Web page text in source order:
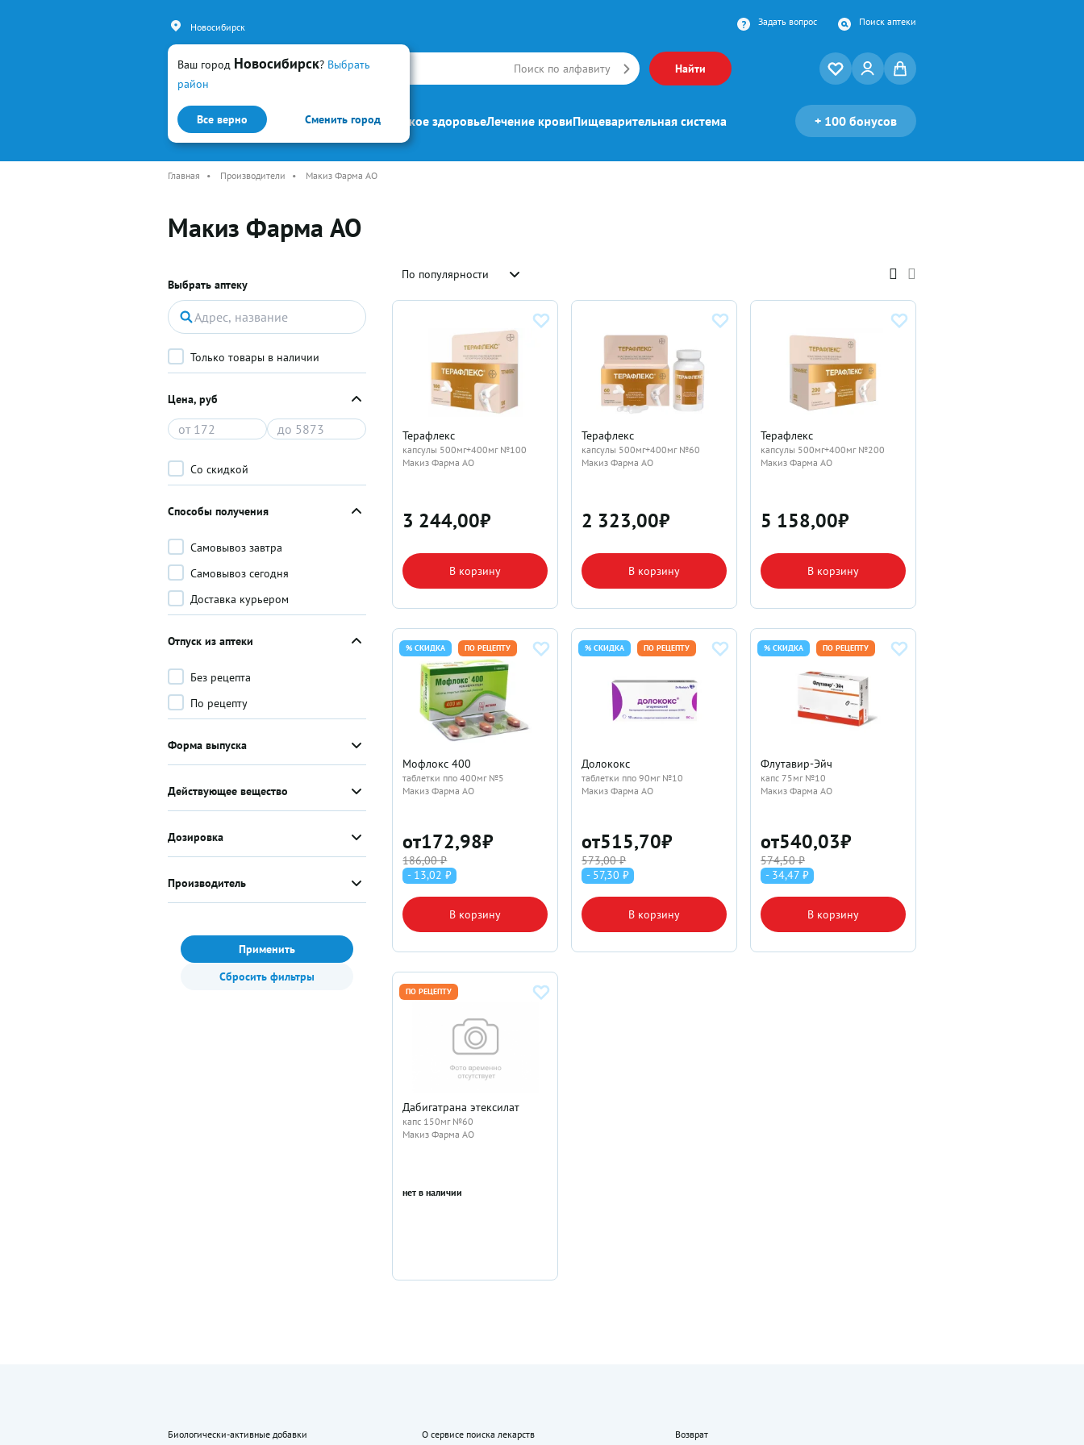
Ваш город Новосибирск? Выбрать
район
Все верно Сменить город
Новосибирск Задать вопрос Поиск аптеки
Искать Поиск по алфавиту Найти
Каталог Простуда и гриппЖенское здоровьеЛечение кровиПищеварительная система + 100 бонусов
Главная • Производители • Макиз Фарма АО
Макиз Фарма АО
Выбрать аптеку
Только товары в наличии
Цена, руб
Со скидкой
Способы получения
Самовывоз завтра
Самовывоз сегодня
Доставка курьером
Отпуск из аптеки
Без рецепта
По рецепту
Форма выпуска
Действующее вещество
Дозировка
Производитель
Применить
Сбросить фильтры
По популярности
Терафлекс
капсулы 500мг+400мг №100
Макиз Фарма АО
3 244,00₽
В корзину
Терафлекс
капсулы 500мг+400мг №60
Макиз Фарма АО
2 323,00₽
В корзину
Терафлекс
капсулы 500мг+400мг №200
Макиз Фарма АО
5 158,00₽
В корзину
% СКИДКА ПО РЕЦЕПТУ
Мофлокс 400
таблетки ппо 400мг №5
Макиз Фарма АО
от172,98₽
186,00 ₽
- 13,02 ₽
В корзину
% СКИДКА ПО РЕЦЕПТУ
Долококс
таблетки ппо 90мг №10
Макиз Фарма АО
от515,70₽
573,00 ₽
- 57,30 ₽
В корзину
% СКИДКА ПО РЕЦЕПТУ
Флутавир-Эйч
капс 75мг №10
Макиз Фарма АО
от540,03₽
574,50 ₽
- 34,47 ₽
В корзину
ПО РЕЦЕПТУ
Дабигатрана этексилат
капс 150мг №60
Макиз Фарма АО
нет в наличии
Биологически-активные добавки О сервисе поиска лекарств Возврат